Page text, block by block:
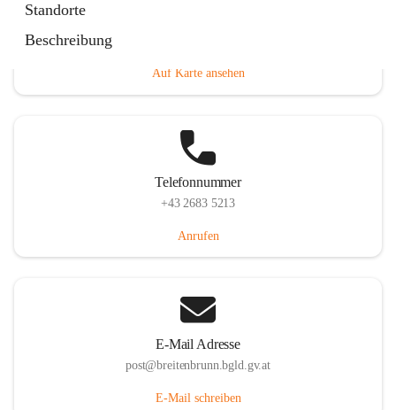
Standorte
Beschreibung
Auf Karte ansehen
Telefonnummer
+43 2683 5213
Anrufen
E-Mail Adresse
post@breitenbrunn.bgld.gv.at
E-Mail schreiben